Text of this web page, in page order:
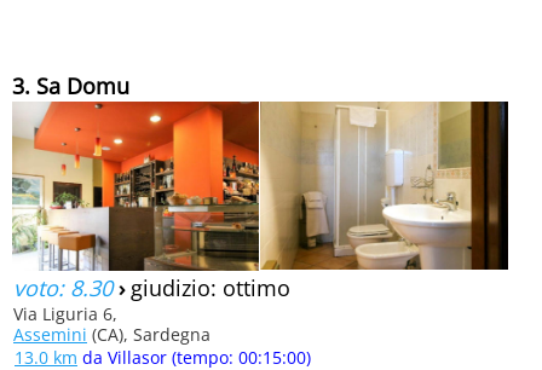
3. Sa Domu
voto: 8.30› giudizio: ottimo
Via Liguria 6,
Assemini (CA), Sardegna
13.0 km da Villasor (tempo: 00:15:00)